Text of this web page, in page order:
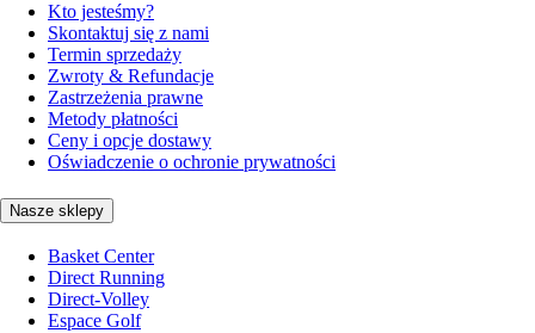
Kto jesteśmy?
Skontaktuj się z nami
Termin sprzedaży
Zwroty & Refundacje
Zastrzeżenia prawne
Metody płatności
Ceny i opcje dostawy
Oświadczenie o ochronie prywatności
Nasze sklepy
Basket Center
Direct Running
Direct-Volley
Espace Golf